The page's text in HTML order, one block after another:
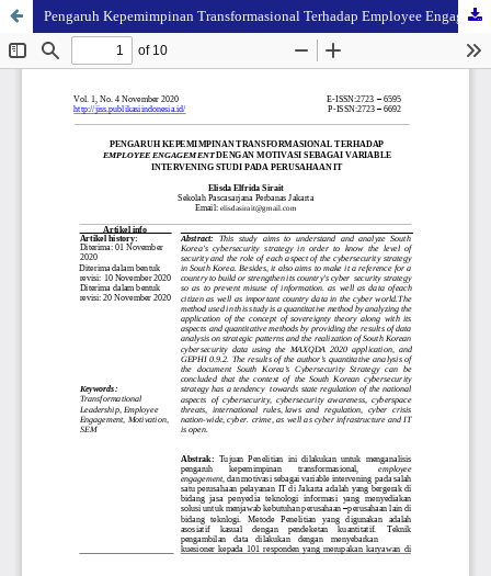
Pengaruh Kepemimpinan Transformasional Terhadap Employee Engagement dengan Motivasi Sebagai Variable Intervening Studi pada Perusahaan IT